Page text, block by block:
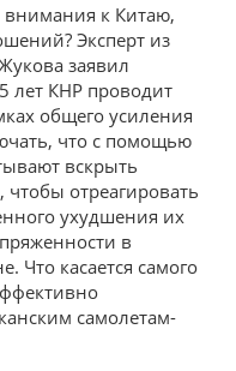
внимания к Китаю,
Эксперт из
заявил
лет КНР проводит
общего усиления
что с помощью
вскрыть
отреагировать
ухудшения их
в
Что касается самого
самолетам-